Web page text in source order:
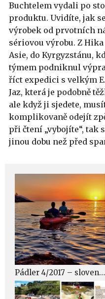
Buchtelem vydali po
produktu. Uvidíte, jak
výrobek od prvotních
sériovou výrobu. Z
Asie, do Kyrgyzstánu,
týmem podniknul
říct expedici s velkým
Jaz, která je podobně
ale když ji sjedete,
komplikovaně odejít
při čtení „vybojíte“, tak
jinou dobu než před
Pádler 4/2017 – slovenské řeky Orava, Dunajec a Váh, rozhovor s nevidomým kajakářem, extrémní expedice Sary Jaz v Kyrgyzstánu a mnoho dalšího